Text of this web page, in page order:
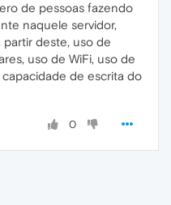
de pessoas fazendo
naquele servidor,
partir deste, uso de
uso de WiFi, uso de
de escrita do
0